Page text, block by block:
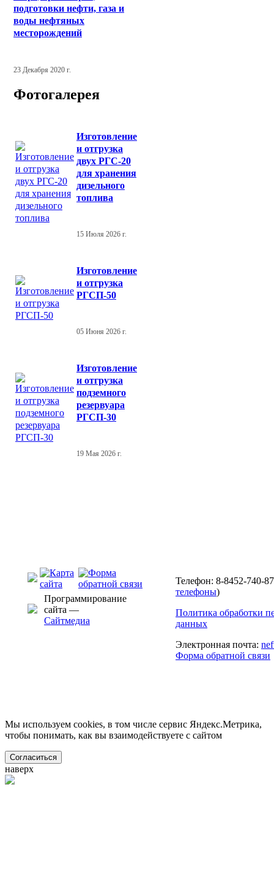
подготовки нефти, газа и
воды нефтяных
месторождений
23 Декабря 2020 г.
Фотогалерея
Изготовление
и отгрузка
двух РГС-20
для хранения
дизельного
топлива
15 Июля 2026 г.
Изготовление
и отгрузка
РГСП-50
05 Июня 2026 г.
Изготовление
и отгрузка
подземного
резервуара
РГСП-30
19 Мая 2026 г.
Программирование
сайта —
Сайтмедиа
Телефон: 8-8452-740-
телефоны)
Политика обработки
данных
Электронная почта:
Форма обратной связи
Мы используем cookies, в том числе сервис Яндекс.Метрика,
чтобы понимать, как вы взаимодействуете с сайтом
Согласиться
наверх